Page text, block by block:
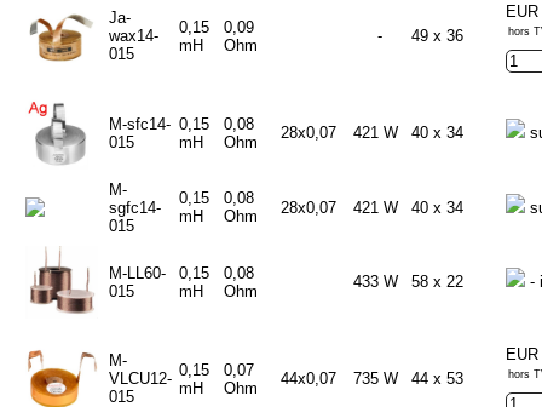
Ja-
wax14-
015
0,15
mH
0,09
Ohm
- 49 x 36 hors
M-sfc14-
015
0,15
mH
0,08
Ohm
28x0,07 421 W 40 x 34
M-
sgfc14-
015
0,15
mH
0,08
Ohm
28x0,07 421 W 40 x 34
M-LL60-
015
0,15
mH
0,08
Ohm
433 W 58 x 22 -
M-
VLCU12-
015
0,15
mH
0,07
Ohm
44x0,07 735 W 44 x 53 hors